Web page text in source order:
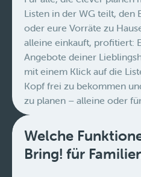
Listen in der WG teilt, den
oder eure Vorräte zu
alleine einkauft, profitiert:
Angebote deiner
mit einem Klick auf die
Kopf frei zu bekommen
zu planen – alleine oder
Welche
Bring! für